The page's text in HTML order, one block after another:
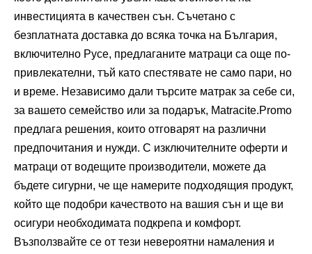
инвестицията в качествен сън. Съчетано с
безплатната доставка до всяка точка на България,
включително Русе, предлаганите матраци са още по-
привлекателни, тъй като спестявате не само пари, но
и време. Независимо дали търсите матрак за себе си,
за вашето семейство или за подарък, Matracite.Promo
предлага решения, които отговарят на различни
предпочитания и нужди. С изключителните оферти и
матраци от водещите производители, можете да
бъдете сигурни, че ще намерите подходящия продукт,
който ще подобри качеството на вашия сън и ще ви
осигури необходимата подкрепа и комфорт.
Възползвайте се от тези невероятни намаления и